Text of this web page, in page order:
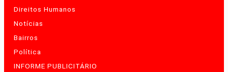
Direitos Humanos
Notícias
Bairros
Política
INFORME PUBLICITÁRIO